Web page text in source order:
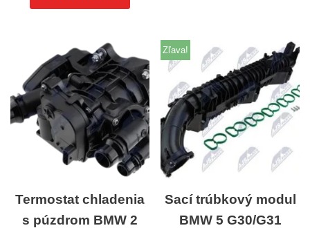
Termostat chladenia
s púzdrom BMW 2
Zľava!
Sací trúbkový modul
BMW 5 G30/G31